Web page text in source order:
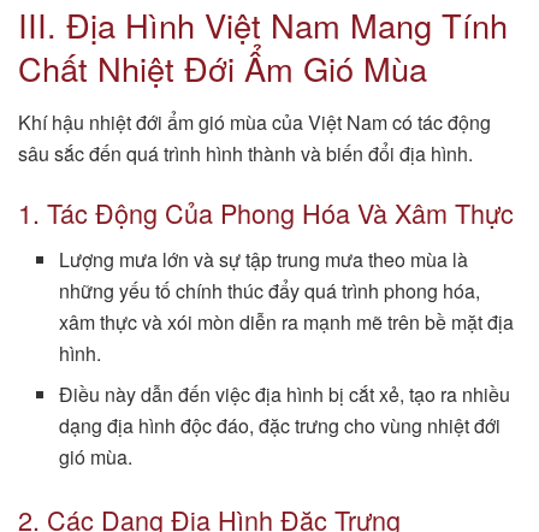
III. Địa Hình Việt Nam Mang Tính
Chất Nhiệt Đới Ẩm Gió Mùa
Khí hậu nhiệt đới ẩm gió mùa của Việt Nam có tác động
sâu sắc đến quá trình hình thành và biến đổi địa hình.
1. Tác Động Của Phong Hóa Và Xâm Thực
Lượng mưa lớn và sự tập trung mưa theo mùa là
những yếu tố chính thúc đẩy quá trình phong hóa,
xâm thực và xói mòn diễn ra mạnh mẽ trên bề mặt địa
hình.
Điều này dẫn đến việc địa hình bị cắt xẻ, tạo ra nhiều
dạng địa hình độc đáo, đặc trưng cho vùng nhiệt đới
gió mùa.
2. Các Dạng Địa Hình Đặc Trưng